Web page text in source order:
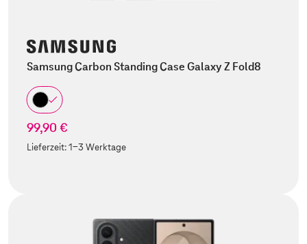
Samsung Carbon Standing Case Galaxy Z Fold8
99,90 €
Lieferzeit:1-3 Werktage